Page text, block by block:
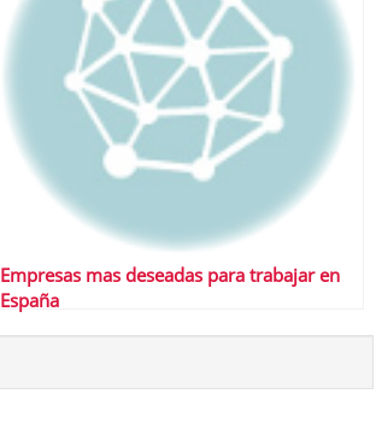
Empresas mas deseadas para trabajar en
España